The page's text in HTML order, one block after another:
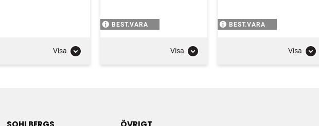
Visa
BEST.VARA
Visa
BEST.VARA
Visa